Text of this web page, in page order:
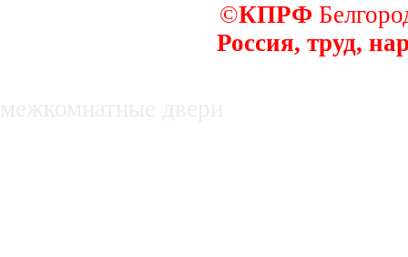
©КПРФ
Россия, труд,